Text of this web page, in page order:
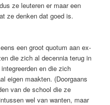
ze leuteren er maar een
ze denken dat goed is.
een groot quotum aan ex-
die zich al decennia terug in
en die zich
eigen maakten. (Doorgaans
van de school die ze
wel van wanten, maar